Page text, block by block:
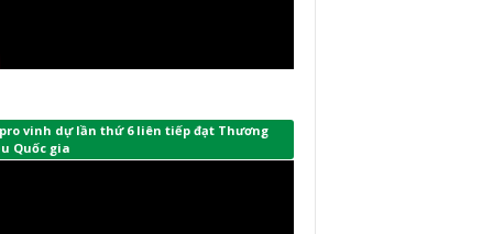
vinh dự lần thứ 6 liên tiếp đạt Thương
Quốc gia